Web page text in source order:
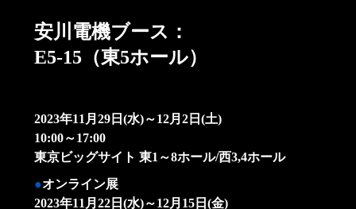
安川電機ブース：
E5-15（東5ホール）
2023年11月29日(水)～12月2日(土)
10:00～17:00
東京ビッグサイト 東1～8ホール/西3,4ホール
オンライン展
2023年11月22日(水)～12月15日(金)